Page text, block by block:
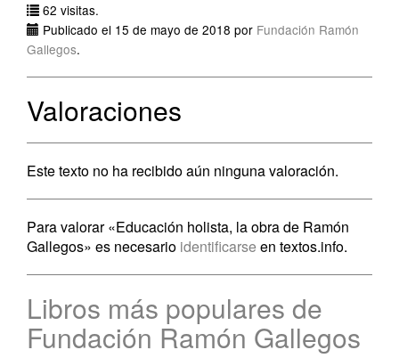
62 visitas.
Publicado el 15 de mayo de 2018 por Fundación Ramón
Gallegos.
Valoraciones
Este texto no ha recibido aún ninguna valoración.
Para valorar «Educación holista, la obra de Ramón
Gallegos» es necesario identificarse en textos.info.
Libros más populares de
Fundación Ramón Gallegos